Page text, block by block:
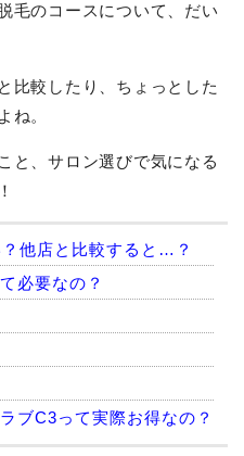
毛のコースについて、だい
比較したり、ちょっとした
ね。
と、サロン選びで気になる
他店と比較すると…？
必要なの？
ブC3って実際お得なの？